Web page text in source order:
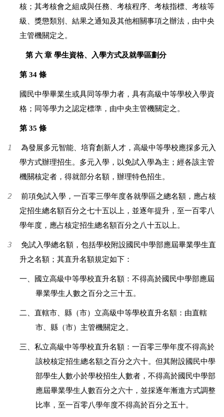
核；其考核會之組成與任務、考核程序、考核指標、考核等
級、獎懲類別、結果之通知及其他相關事項之辦法，由中央
主管機關定之。
第 六 章 學生資格、入學方式及就學區劃分
第 34 條
國民中學畢業生或具同等學力者，具有高級中等學校入學資
格；同等學力之認定標準，由中央主管機關定之。
第 35 條
1 為發展多元智能、培育創新人才，高級中等學校應採多元入
學方式辦理招生。多元入學，以免試入學為主；經各該主管
機關核定者，得就部分名額，辦理特色招生。
2 前項免試入學，一百零三學年度各就學區之總名額，應占核
定招生總名額百分之七十五以上，並逐年提升，至一百零八
學年度，應占核定招生總名額百分之八十五以上。
3 免試入學總名額，包括學校附設國民中學部應屆畢業學生直
升之名額；其直升名額規定如下：
一、國立高級中等學校直升名額：不得高於國民中學部應屆
畢業學生人數之百分之三十五。
二、直轄市、縣（市）立高級中等學校直升名額：由直轄
市、縣（市）主管機關定之。
三、私立高級中等學校直升名額：一百零三學年度不得高於
該校核定招生總名額之百分之六十。但其附設國民中學
部學生人數小於學校招生人數者，不得高於國民中學部
應屆畢業學生人數百分之六十，並採逐年漸進方式調整
比率，至一百零八學年度不得高於百分之五十。